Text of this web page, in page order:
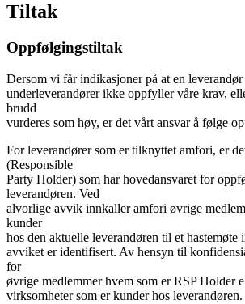
Tiltak
Oppfølgingstiltak
Dersom vi får indikasjoner på at en leverandør
underleverandører ikke oppfyller våre krav,
brudd
vurderes som høy, er det vårt ansvar å følge
For leverandører som er tilknyttet amfori, er
(Responsible
Party Holder) som har hovedansvaret for
leverandøren. Ved
alvorlige avvik innkaller amfori øvrige
kunder
hos den aktuelle leverandøren til et hastemøte
avviket er identifisert. Av hensyn til
for
øvrige medlemmer hvem som er RSP Holder
virksomheter som er kunder hos leverandøren.